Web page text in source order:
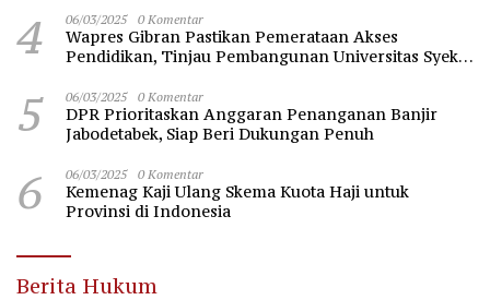
4 06/03/2025 0 Komentar
Wapres Gibran Pastikan Pemerataan Akses
Pendidikan, Tinjau Pembangunan Universitas Syekh
5 06/03/2025 0 Komentar
DPR Prioritaskan Anggaran Penanganan Banjir
Jabodetabek, Siap Beri Dukungan Penuh
6 06/03/2025 0 Komentar
Kemenag Kaji Ulang Skema Kuota Haji untuk
Provinsi di Indonesia
Berita Hukum